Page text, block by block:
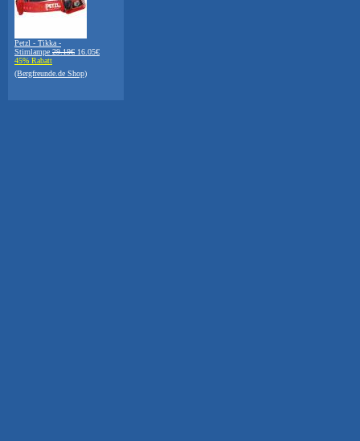
Petzl - Tikka -
Stirnlampe 29.19€ 16.05€
45% Rabatt
(Bergfreunde.de Shop)